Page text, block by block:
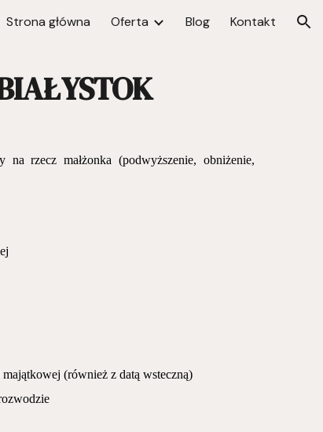
Strona główna Oferta Blog Kontakt
rzecz małżonka (podwyższenie, obniżenie,
(również z datą wsteczną)